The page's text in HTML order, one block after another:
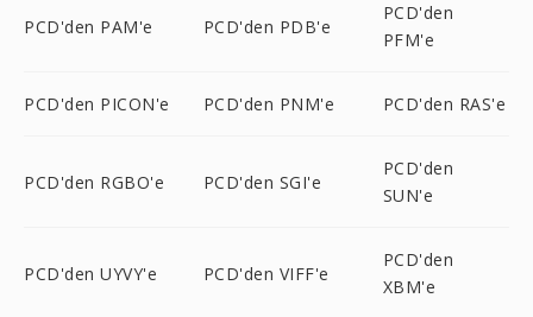
PCD'den PAM'e PCD'den PDB'e
PCD'den
PFM'e
PCD'den PICON'e PCD'den PNM'e PCD'den RAS'e
PCD'den RGBO'e PCD'den SGI'e
PCD'den
SUN'e
PCD'den UYVY'e PCD'den VIFF'e
PCD'den
XBM'e